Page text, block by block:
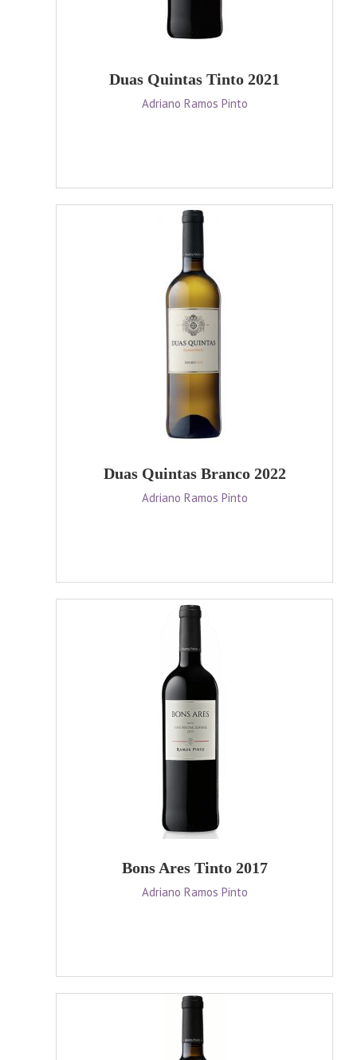
Duas Quintas Tinto 2021
Adriano Ramos Pinto
Duas Quintas Branco 2022
Adriano Ramos Pinto
Bons Ares Tinto 2017
Adriano Ramos Pinto